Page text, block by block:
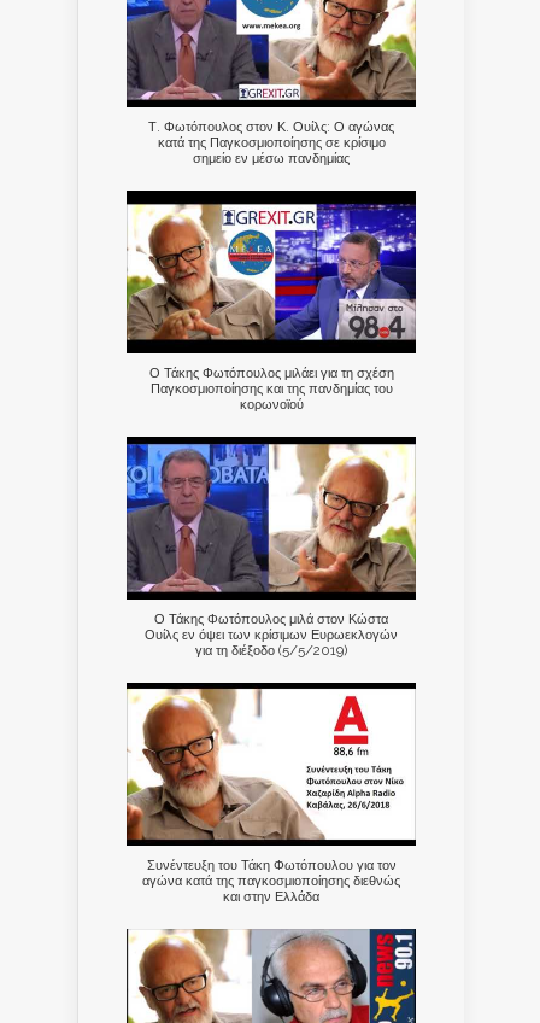
Τ. Φωτόπουλος στον Κ. Ουίλς: Ο αγώνας
κατά της Παγκοσμιοποίησης σε κρίσιμο
σημείο εν μέσω πανδημίας
Ο Τάκης Φωτόπουλος μιλάει για τη σχέση
Παγκοσμιοποίησης και της πανδημίας του
κορωνοϊού
Ο Τάκης Φωτόπουλος μιλά στον Κώστα
Ουίλς εν όψει των κρίσιμων Ευρωεκλογών
για τη διέξοδο (5/5/2019)
Συνέντευξη του Τάκη Φωτόπουλου για τον
αγώνα κατά της παγκοσμιοποίησης διεθνώς
και στην Ελλάδα